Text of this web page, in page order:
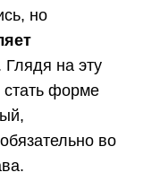
но
Глядя на эту
стать форме
во